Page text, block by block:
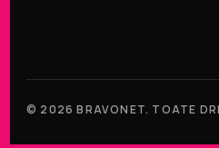
© 2026 BRAVONET. TOATE